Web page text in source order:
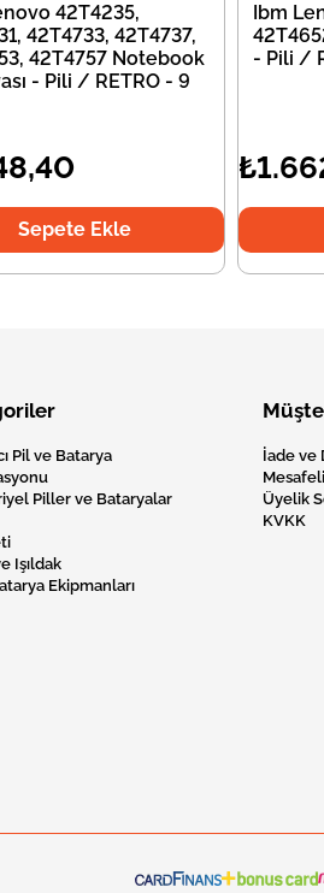
42T4235,
42T4733, 42T4737,
42T4757 Notebook
- Pili / RETRO - 9
Sepete Ekle
Ibm
- Pili /
Pil ve Batarya
Piller ve Bataryalar
Işıldak
Ekipmanları
İade ve
Üyelik
KVKK